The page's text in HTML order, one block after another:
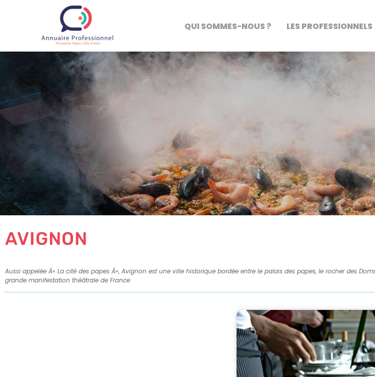
QUI SOMMES-NOUS ? LES PROFESSIONNELS
AVIGNON
Aussi appelée Â« La cité des papes Â», Avignon est une ville historique bordée entre le palais des papes, le rocher des
grande manifestation théâtrale de France.